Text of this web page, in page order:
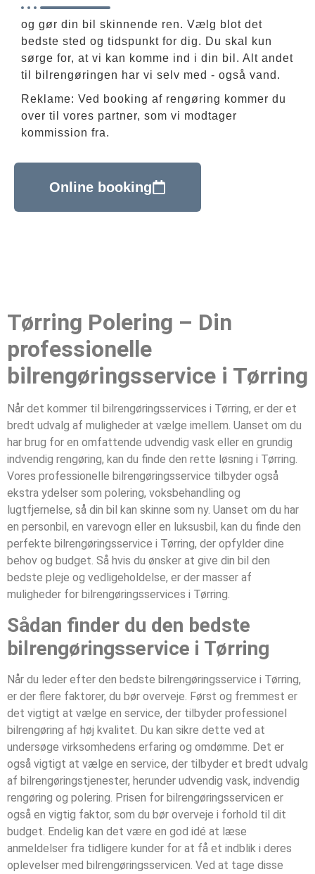
og gør din bil skinnende ren. Vælg blot det
bedste sted og tidspunkt for dig. Du skal kun
sørge for, at vi kan komme ind i din bil. Alt andet
til bilrengøringen har vi selv med - også vand.
Reklame: Ved booking af rengøring kommer du
over til vores partner, som vi modtager
kommission fra.
Online booking
Tørring Polering – Din
professionelle
bilrengøringsservice i Tørring
Når det kommer til bilrengøringsservices i Tørring, er der et
bredt udvalg af muligheder at vælge imellem. Uanset om du
har brug for en omfattende udvendig vask eller en grundig
indvendig rengøring, kan du finde den rette løsning i Tørring.
Vores professionelle bilrengøringsservice tilbyder også
ekstra ydelser som polering, voksbehandling og
lugtfjernelse, så din bil kan skinne som ny. Uanset om du har
en personbil, en varevogn eller en luksusbil, kan du finde den
perfekte bilrengøringsservice i Tørring, der opfylder dine
behov og budget. Så hvis du ønsker at give din bil den
bedste pleje og vedligeholdelse, er der masser af
muligheder for bilrengøringsservices i Tørring.
Sådan finder du den bedste
bilrengøringsservice i Tørring
Når du leder efter den bedste bilrengøringsservice i Tørring,
er der flere faktorer, du bør overveje. Først og fremmest er
det vigtigt at vælge en service, der tilbyder professionel
bilrengøring af høj kvalitet. Du kan sikre dette ved at
undersøge virksomhedens erfaring og omdømme. Det er
også vigtigt at vælge en service, der tilbyder et bredt udvalg
af bilrengøringstjenester, herunder udvendig vask, indvendig
rengøring og polering. Prisen for bilrengøringsservicen er
også en vigtig faktor, som du bør overveje i forhold til dit
budget. Endelig kan det være en god idé at læse
anmeldelser fra tidligere kunder for at få et indblik i deres
oplevelser med bilrengøringsservicen. Ved at tage disse